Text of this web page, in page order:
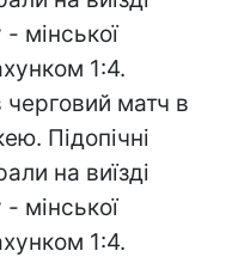
мінської
1:4.
черговий матч в
Підопічні
на виїзді
мінської
1:4.